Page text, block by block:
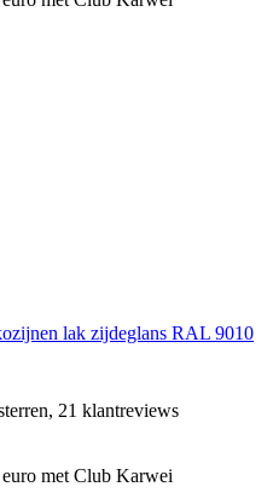
lak zijdeglans RAL 9010
21 klantreviews
met Club Karwei